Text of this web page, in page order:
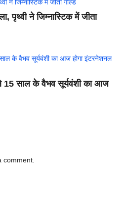
पृथ्वी ने जिम्नास्टिक में जीता
15 साल के वैभव सूर्यवंशी का आज
comment.